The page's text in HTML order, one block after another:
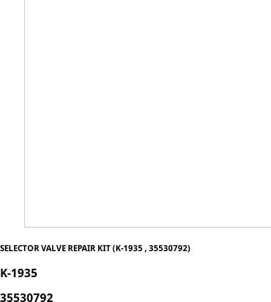
SELECTOR VALVE REPAIR KIT (K-1935 , 35530792)
K-1935
35530792